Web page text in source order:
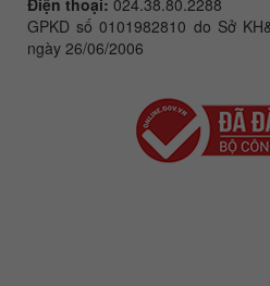
GPKD số 0101982810 do Sở
ngày 26/06/2006